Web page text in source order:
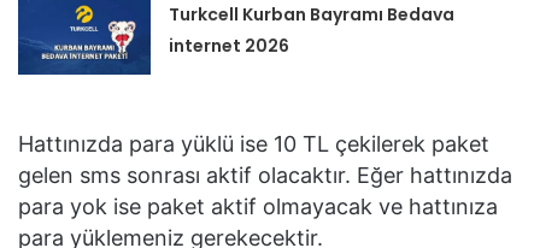
Turkcell Kurban Bayramı Bedava
internet 2026
Hattınızda para yüklü ise 10 TL çekilerek paket
gelen sms sonrası aktif olacaktır. Eğer hattınızda
para yok ise paket aktif olmayacak ve hattınıza
para yüklemeniz gerekecektir.